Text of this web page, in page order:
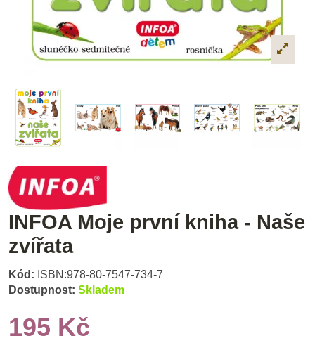
INFOA Moje první kniha - Naše
zvířata
Kód: ISBN:978-80-7547-734-7
Dostupnost: Skladem
195 Kč